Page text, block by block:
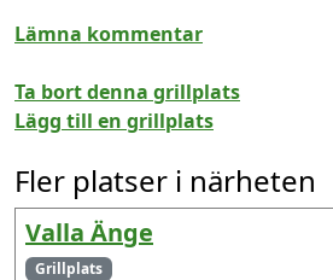
Lämna kommentar
Ta bort denna grillplats
Lägg till en grillplats
Fler platser i närheten
Valla Änge
Grillplats